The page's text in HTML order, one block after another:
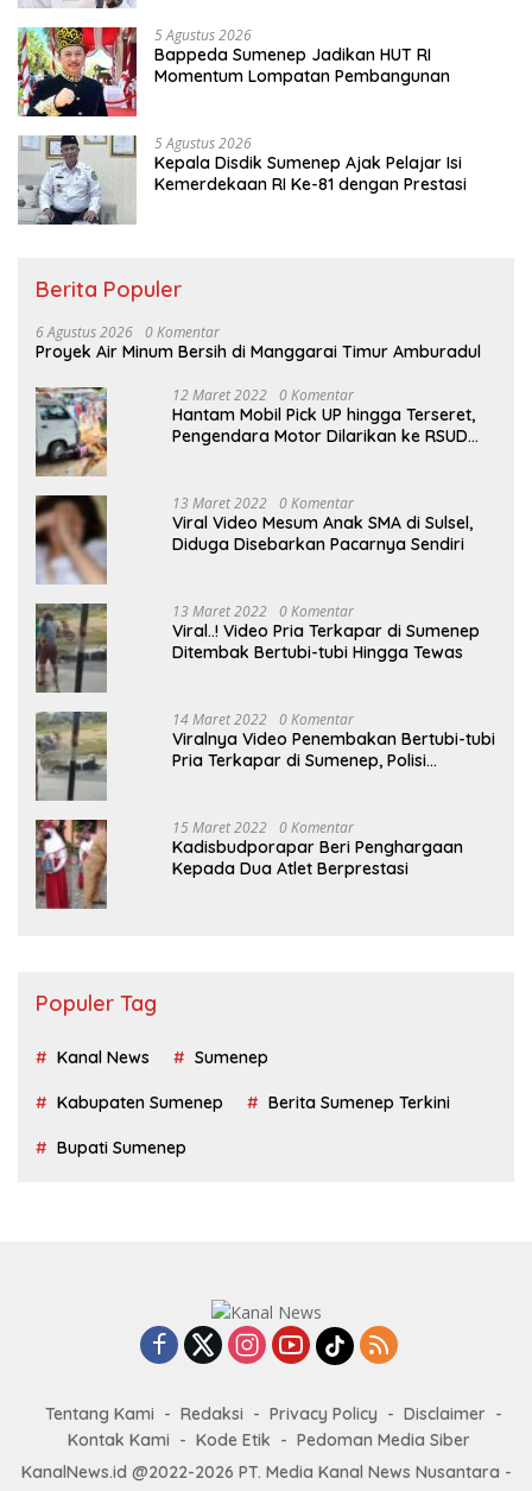
5 Agustus 2026
Bappeda Sumenep Jadikan HUT RI
Momentum Lompatan Pembangunan
5 Agustus 2026
Kepala Disdik Sumenep Ajak Pelajar Isi
Kemerdekaan RI Ke-81 dengan Prestasi
Berita Populer
6 Agustus 2026 0 Komentar
Proyek Air Minum Bersih di Manggarai Timur Amburadul
12 Maret 2022 0 Komentar
Hantam Mobil Pick UP hingga Terseret,
Pengendara Motor Dilarikan ke RSUD
13 Maret 2022 0 Komentar
Viral Video Mesum Anak SMA di Sulsel,
Diduga Disebarkan Pacarnya Sendiri
13 Maret 2022 0 Komentar
Viral..! Video Pria Terkapar di Sumenep
Ditembak Bertubi-tubi Hingga Tewas
14 Maret 2022 0 Komentar
Viralnya Video Penembakan Bertubi-tubi
Pria Terkapar di Sumenep, Polisi
15 Maret 2022 0 Komentar
Kadisbudporapar Beri Penghargaan
Kepada Dua Atlet Berprestasi
Populer Tag
Kanal News Sumenep
Kabupaten Sumenep Berita Sumenep Terkini
Bupati Sumenep
Tentang Kami Redaksi Privacy Policy
Disclaimer
Kontak Kami
Kode Etik
Pedoman Media Siber
KanalNews.id @2022-2026 PT. Media Kanal News Nusantara -